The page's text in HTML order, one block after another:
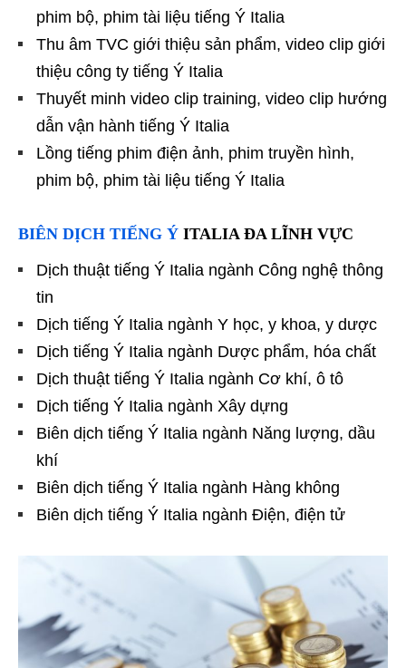
phim bộ, phim tài liệu tiếng Ý Italia
Thu âm TVC giới thiệu sản phẩm, video clip giới
thiệu công ty tiếng Ý Italia
Thuyết minh video clip training, video clip hướng
dẫn vận hành tiếng Ý Italia
Lồng tiếng phim điện ảnh, phim truyền hình,
phim bộ, phim tài liệu tiếng Ý Italia
BIÊN DỊCH TIẾNG Ý ITALIA ĐA LĨNH VỰC
Dịch thuật tiếng Ý Italia ngành Công nghệ thông
tin
Dịch tiếng Ý Italia ngành Y học, y khoa, y dược
Dịch tiếng Ý Italia ngành Dược phẩm, hóa chất
Dịch thuật tiếng Ý Italia ngành Cơ khí, ô tô
Dịch tiếng Ý Italia ngành Xây dựng
Biên dịch tiếng Ý Italia ngành Năng lượng, dầu
khí
Biên dịch tiếng Ý Italia ngành Hàng không
Biên dịch tiếng Ý Italia ngành Điện, điện tử